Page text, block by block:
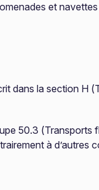
et
dans la section H
50.3 (Transports
à d’autres